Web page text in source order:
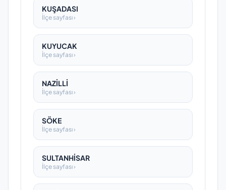
KUŞADASI
İlçe sayfası ›
KUYUCAK
İlçe sayfası ›
NAZİLLİ
İlçe sayfası ›
SÖKE
İlçe sayfası ›
SULTANHİSAR
İlçe sayfası ›